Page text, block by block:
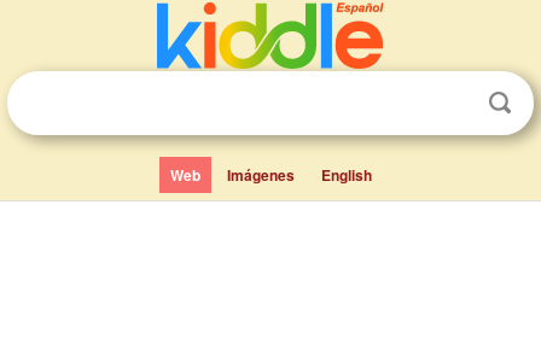
Web Imágenes English